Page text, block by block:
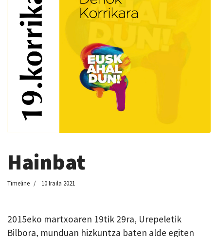
Hainbat
Timeline 10 Iraila 2021
2015eko martxoaren 19tik 29ra, Urepeletik
Bilbora, munduan hizkuntza baten alde egiten